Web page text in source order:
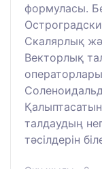
формуласы.
Скалярлық
Векторлық
талдаудың
тәсілдерін